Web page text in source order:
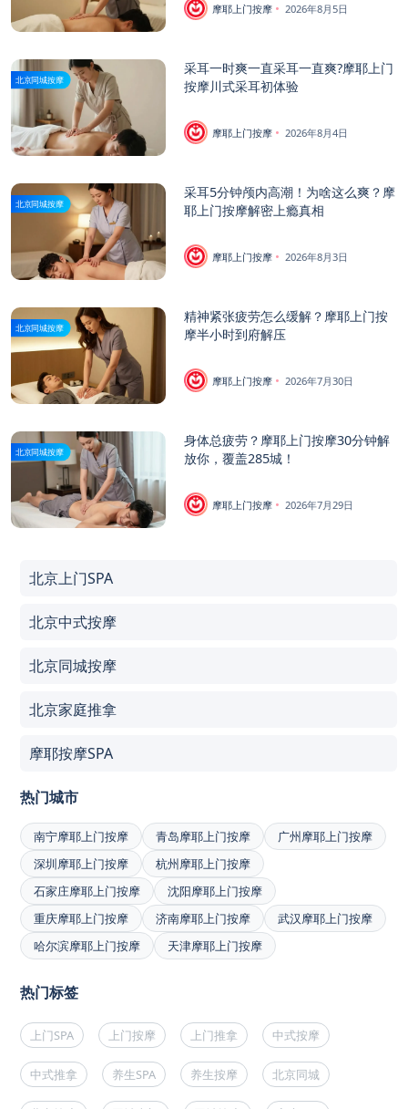
摩耶上门按摩 2026年8月5日
北京同城按摩
采耳一时爽一直采耳一直爽?摩耶上门
按摩川式采耳初体验
摩耶上门按摩 2026年8月4日
北京同城按摩
采耳5分钟颅内高潮！为啥这么爽？摩
耶上门按摩解密上瘾真相
摩耶上门按摩 2026年8月3日
北京同城按摩
精神紧张疲劳怎么缓解？摩耶上门按
摩半小时到府解压
摩耶上门按摩 2026年7月30日
北京同城按摩
身体总疲劳？摩耶上门按摩30分钟解
放你，覆盖285城！
摩耶上门按摩 2026年7月29日
北京上门SPA
北京中式按摩
北京同城按摩
北京家庭推拿
摩耶按摩SPA
热门城市
南宁摩耶上门按摩 青岛摩耶上门按摩
广州摩耶上门按摩
深圳摩耶上门按摩
杭州摩耶上门按摩
石家庄摩耶上门按摩
沈阳摩耶上门按摩
重庆摩耶上门按摩
济南摩耶上门按摩
武汉摩耶上门按摩
哈尔滨摩耶上门按摩
天津摩耶上门按摩
热门标签
上门SPA 上门按摩 上门推拿 中式按摩
中式推拿 养生SPA 养生按摩 北京同城